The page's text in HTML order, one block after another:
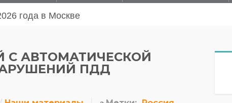
20026 года в Москве
С АВТОМАТИЧЕСКОЙ
ПДД